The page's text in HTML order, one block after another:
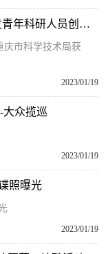
天天视点！重庆将开展减负行动3.0 激发青年科研人员创新潜能活力
庆市科学技术局获
2023/01/19
大众揽巡
2023/01/19
照曝光
2023/01/19